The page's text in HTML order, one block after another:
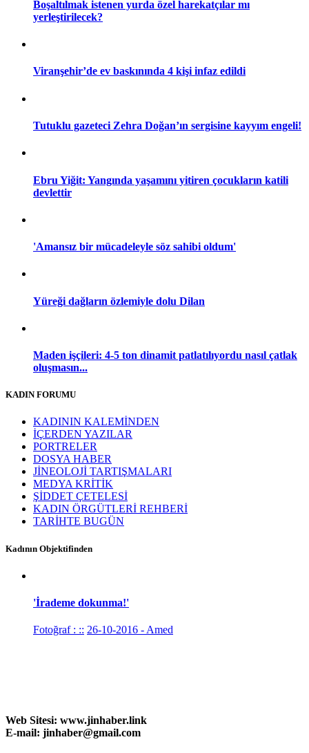
Boşaltılmak istenen yurda özel harekatçılar mı
yerleştirilecek?
Viranşehir’de ev baskınında 4 kişi infaz edildi
Tutuklu gazeteci Zehra Doğan’ın sergisine kayyım engeli!
Ebru Yiğit: Yangında yaşamını yitiren çocukların katili
devlettir
'Amansız bir mücadeleyle söz sahibi oldum'
Yüreği dağların özlemiyle dolu Dilan
Maden işçileri: 4-5 ton dinamit patlatılıyordu nasıl çatlak
oluşmasın...
KADIN FORUMU
KADININ KALEMİNDEN
İÇERDEN YAZILAR
PORTRELER
DOSYA HABER
JİNEOLOJİ TARTIŞMALARI
MEDYA KRİTİK
ŞİDDET ÇETELESİ
KADIN ÖRGÜTLERİ REHBERİ
TARİHTE BUGÜN
Kadının Objektifinden
'İrademe dokunma!'
Fotoğraf : :: 26-10-2016 - Amed
Web Sitesi: www.jinhaber.link
E-mail: jinhaber@gmail.com